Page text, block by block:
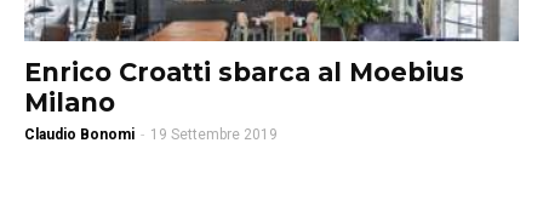
Enrico Croatti sbarca al Moebius
Milano
Claudio Bonomi - 19 Settembre 2019